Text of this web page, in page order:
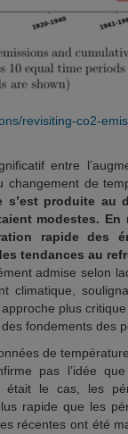
revisiting-co2-
entre
changement de
s’est produite au
modestes.
rapide des
tendances au
admise selon
climatique,
plus
fondements des
de
pas l’idée
était le cas, les
rapide que les
récentes ont été